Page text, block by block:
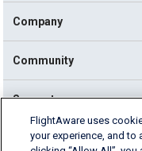
Company
Community
Support
English (USA)
FlightAware uses
your experience, and to